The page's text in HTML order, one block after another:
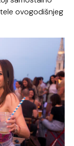
ovogodišnjeg